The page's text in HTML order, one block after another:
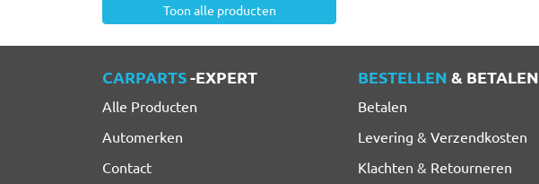
Toon alle producten
CARPARTS-EXPERT
Alle Producten
Automerken
Contact
BESTELLEN & BETALEN
Betalen
Levering & Verzendkosten
Klachten & Retourneren